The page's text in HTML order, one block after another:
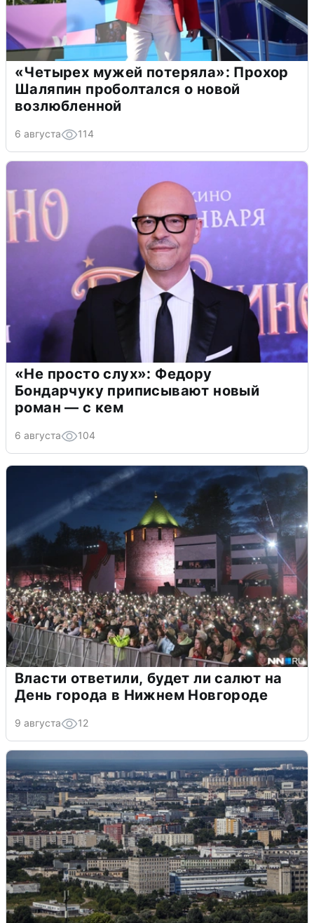
«Четырех мужей потеряла»: Прохор
Шаляпин проболтался о новой
возлюбленной
6 августа 114
«Не просто слух»: Федору
Бондарчуку приписывают новый
роман — с кем
6 августа 104
Власти ответили, будет ли салют на
День города в Нижнем Новгороде
9 августа 12